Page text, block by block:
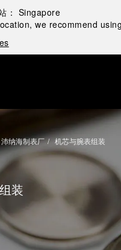
： Singapore
we recommend
沛纳海制表厂 机芯与腕表组装
装